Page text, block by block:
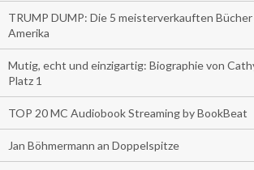
TRUMP DUMP: Die 5 meisterverkauften Bücher
Amerika
Mutig, echt und einzigartig: Biographie von
Platz 1
TOP 20 MC Audiobook Streaming by BookBeat
Jan Böhmermann an Doppelspitze